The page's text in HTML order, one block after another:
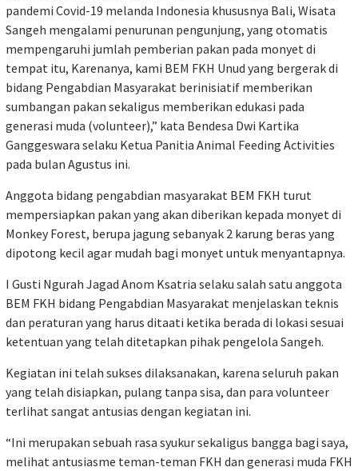
pandemi Covid-19 melanda Indonesia khususnya Bali, Wisata
Sangeh mengalami penurunan pengunjung, yang otomatis
mempengaruhi jumlah pemberian pakan pada monyet di
tempat itu, Karenanya, kami BEM FKH Unud yang bergerak di
bidang Pengabdian Masyarakat berinisiatif memberikan
sumbangan pakan sekaligus memberikan edukasi pada
generasi muda (volunteer),” kata Bendesa Dwi Kartika
Ganggeswara selaku Ketua Panitia Animal Feeding Activities
pada bulan Agustus ini.
Anggota bidang pengabdian masyarakat BEM FKH turut
mempersiapkan pakan yang akan diberikan kepada monyet di
Monkey Forest, berupa jagung sebanyak 2 karung beras yang
dipotong kecil agar mudah bagi monyet untuk menyantapnya.
I Gusti Ngurah Jagad Anom Ksatria selaku salah satu anggota
BEM FKH bidang Pengabdian Masyarakat menjelaskan teknis
dan peraturan yang harus ditaati ketika berada di lokasi sesuai
ketentuan yang telah ditetapkan pihak pengelola Sangeh.
Kegiatan ini telah sukses dilaksanakan, karena seluruh pakan
yang telah disiapkan, pulang tanpa sisa, dan para volunteer
terlihat sangat antusias dengan kegiatan ini.
“Ini merupakan sebuah rasa syukur sekaligus bangga bagi saya,
melihat antusiasme teman-teman FKH dan generasi muda FKH